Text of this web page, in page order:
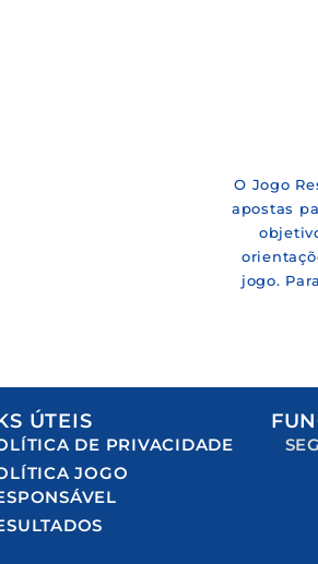
O Jogo
apostas
jogo.
ÚTEIS
DE PRIVACIDADE
JOGO